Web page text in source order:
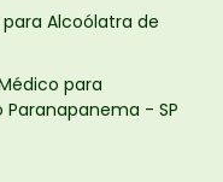
Alcoólatra de
para
- SP